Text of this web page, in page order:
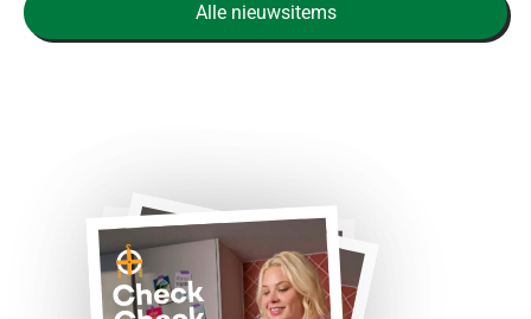
Alle nieuwsitems